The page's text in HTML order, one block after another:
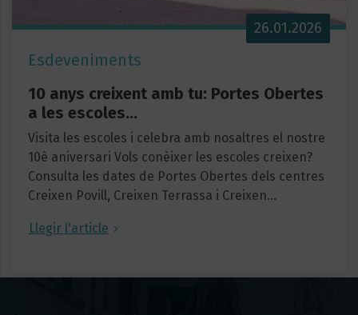
Esdeveniments
26.01.2026
10 anys creixent amb tu: Portes Obertes
a les escoles…
Visita les escoles i celebra amb nosaltres el nostre
10è aniversari Vols conèixer les escoles creixen?
Consulta les dates de Portes Obertes dels centres
Creixen Povill, Creixen Terrassa i Creixen…
Llegir l'article